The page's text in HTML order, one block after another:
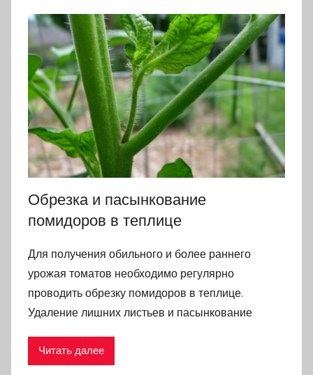
Обрезка и пасынкование
помидоров в теплице
Для получения обильного и более раннего
урожая томатов необходимо регулярно
проводить обрезку помидоров в теплице.
Удаление лишних листьев и пасынкование
Читать далее